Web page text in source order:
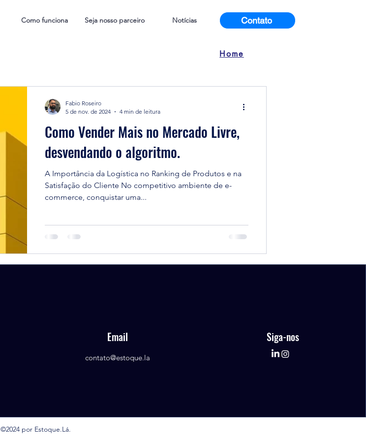
Como funciona Seja nosso parceiro Notícias Contato
Como Vender Mais no Mercado Livre,
desvendando o algoritmo.
A Importância da Logística no Ranking de Produtos e na
Satisfação do Cliente No competitivo ambiente de e-
commerce, conquistar uma...
Fabio Roseiro
5 de nov. de 2024
4 min de leitura
Home
Email
contato@estoque.la
Siga-nos
©2024 por Estoque.Lá.